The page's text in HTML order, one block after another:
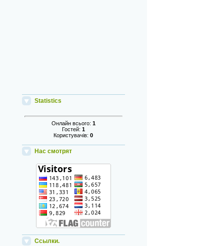
Statistics
Онлайн всього: 1
Гостей: 1
Користувачів:0
Нас смотрят
Ссылки.